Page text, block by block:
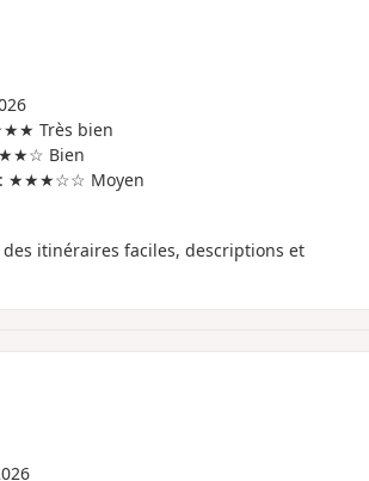
Très bien
Bien
★★★☆☆ Moyen
itinéraires faciles, descriptions et